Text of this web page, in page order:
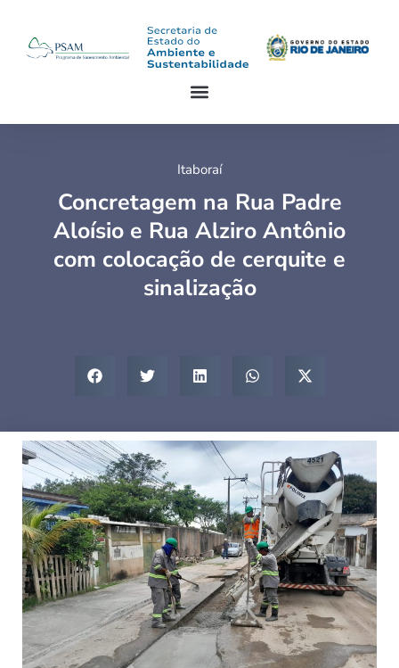
Itaboraí
Concretagem na Rua Padre
Aloísio e Rua Alziro Antônio
com colocação de cerquite e
sinalização